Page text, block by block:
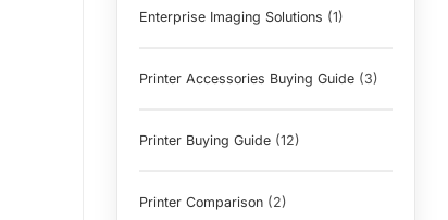
Enterprise Imaging Solutions (1)
Printer Accessories Buying Guide (3)
Printer Buying Guide (12)
Printer Comparison (2)